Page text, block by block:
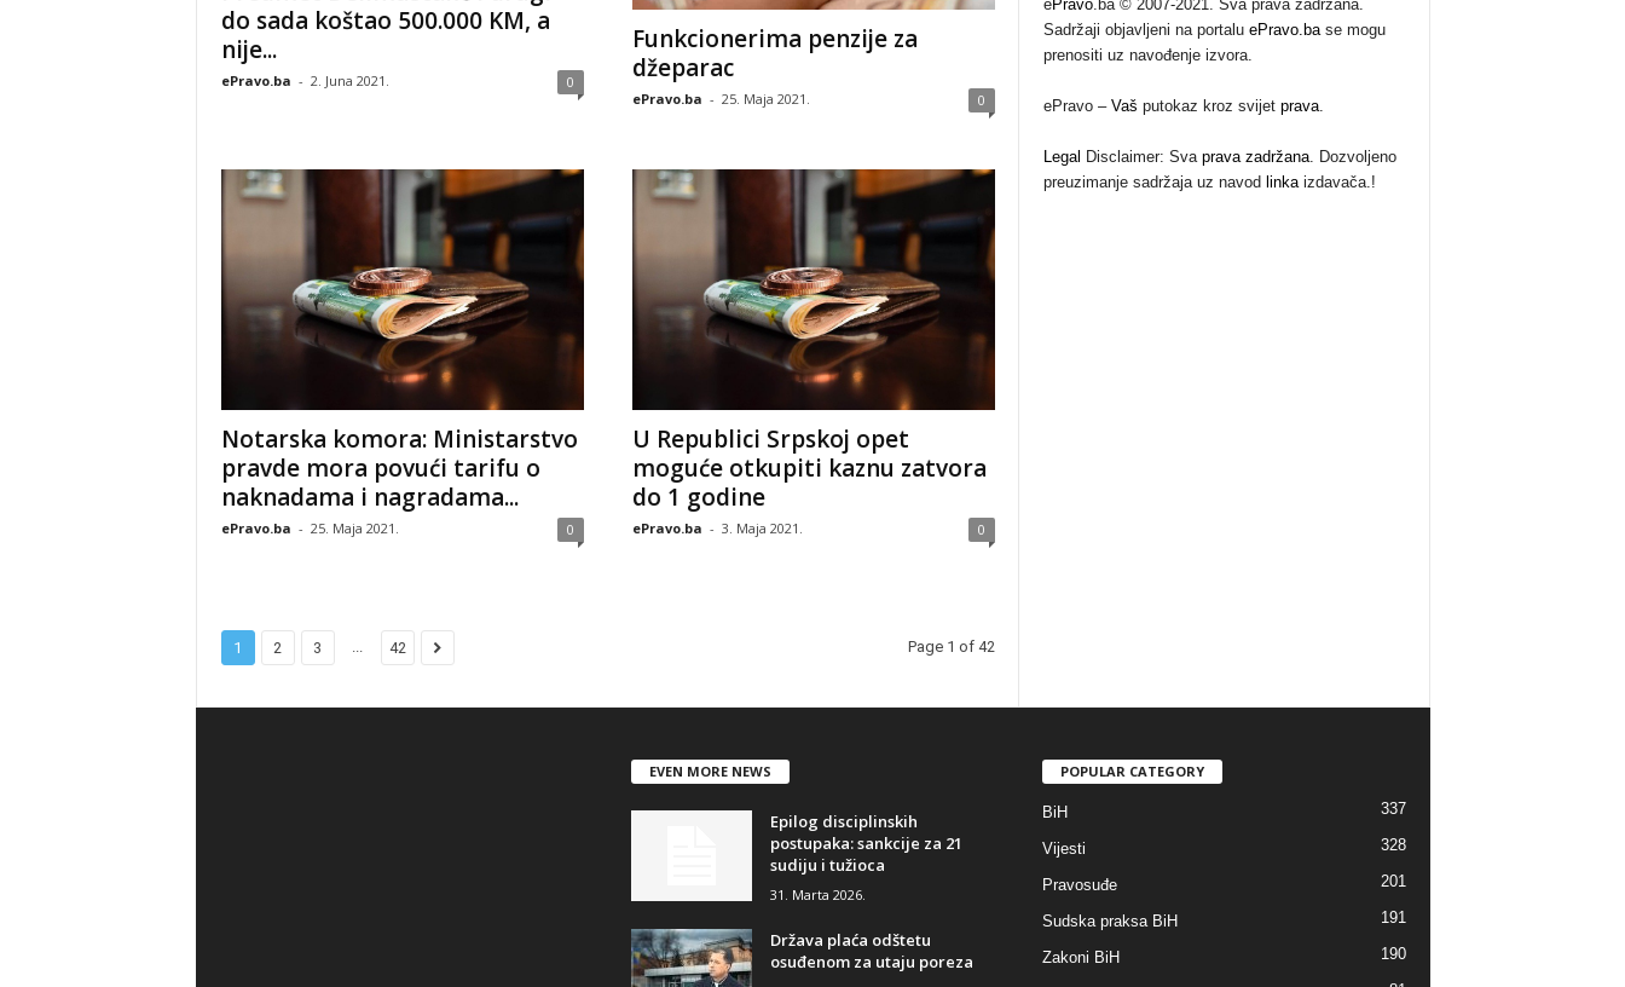
do sada koštao 500.000 KM, a
nije...
ePravo.ba - 2. Juna 2021. 0
Funkcionerima penzije za
džeparac
ePravo.ba - 25. Maja 2021. 0
Notarska komora: Ministarstvo
pravde mora povući tarifu o
naknadama i nagradama...
ePravo.ba - 25. Maja 2021. 0
U Republici Srpskoj opet
moguće otkupiti kaznu zatvora
do 1 godine
ePravo.ba - 3. Maja 2021. 0
1 2 3 ... 42 Page 1 of 42
ePravo.ba © 2007-2021. Sva prava zadržana.
Sadržaji objavljeni na portalu ePravo.base mogu
prenositi uz navođenje izvora.
ePravo – Vaš putokaz kroz svijet prava.
Legal Disclaimer: Sva prava zadržana. Dozvoljeno
preuzimanje sadržaja uz navod linkaizdavača.!
EVEN MORE NEWS
Epilog disciplinskih
postupaka: sankcije za 21
sudiju i tužioca
31. Marta 2026.
Država plaća odštetu
osuđenom za utaju poreza
POPULAR CATEGORY
BiH 337
Vijesti 328
Pravosuđe 201
Sudska praksa BiH 191
Zakoni BiH 190